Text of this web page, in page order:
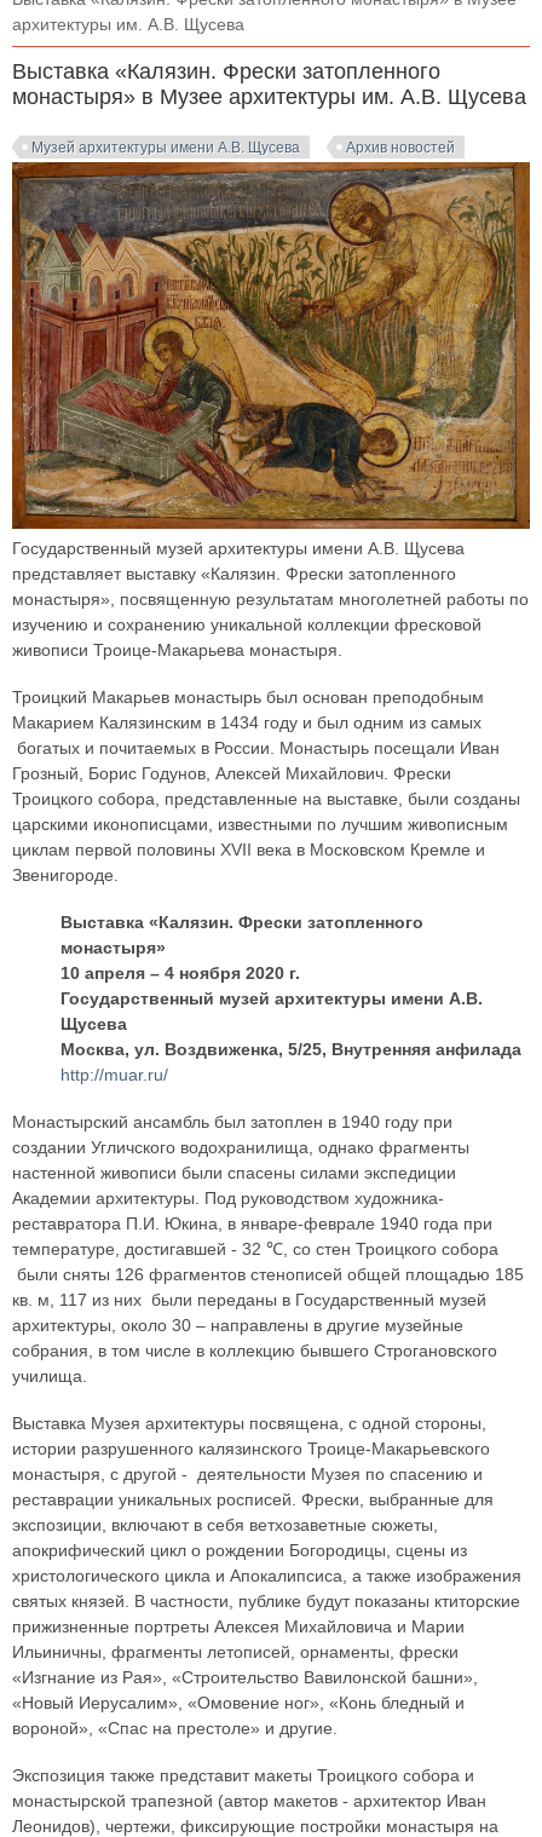
архитектуры им. А.В. Щусева
Выставка «Калязин. Фрески затопленного
монастыря» в Музее архитектуры им. А.В. Щусева
Музей архитектуры имени А.В. Щусева Архив новостей
Государственный музей архитектуры имени А.В. Щусева
представляет выставку «Калязин. Фрески затопленного
монастыря», посвященную результатам многолетней работы по
изучению и сохранению уникальной коллекции фресковой
живописи Троице-Макарьева монастыря.
Троицкий Макарьев монастырь был основан преподобным
Макарием Калязинским в 1434 году и был одним из самых
богатых и почитаемых в России. Монастырь посещали Иван
Грозный, Борис Годунов, Алексей Михайлович. Фрески
Троицкого собора, представленные на выставке, были созданы
царскими иконописцами, известными по лучшим живописным
циклам первой половины XVII века в Московском Кремле и
Звенигороде.
Выставка «Калязин. Фрески затопленного
монастыря»
10 апреля – 4 ноября 2020 г.
Государственный музей архитектуры имени А.В.
Щусева
Москва, ул. Воздвиженка, 5/25, Внутренняя анфилада
http://muar.ru/
Монастырский ансамбль был затоплен в 1940 году при
создании Угличского водохранилища, однако фрагменты
настенной живописи были спасены силами экспедиции
Академии архитектуры. Под руководством художника-
реставратора П.И. Юкина, в январе-феврале 1940 года при
температуре, достигавшей - 32 ℃, со стен Троицкого собора
были сняты 126 фрагментов стенописей общей площадью 185
кв. м, 117 из них были переданы в Государственный музей
архитектуры, около 30 – направлены в другие музейные
собрания, в том числе в коллекцию бывшего Строгановского
училища.
Выставка Музея архитектуры посвящена, с одной стороны,
истории разрушенного калязинского Троице-Макарьевского
монастыря, с другой - деятельности Музея по спасению и
реставрации уникальных росписей. Фрески, выбранные для
экспозиции, включают в себя ветхозаветные сюжеты,
апокрифический цикл о рождении Богородицы, сцены из
христологического цикла и Апокалипсиса, а также изображения
святых князей. В частности, публике будут показаны ктиторские
прижизненные портреты Алексея Михайловича и Марии
Ильиничны, фрагменты летописей, орнаменты, фрески
«Изгнание из Рая», «Строительство Вавилонской башни»,
«Новый Иерусалим», «Омовение ног», «Конь бледный и
вороной», «Спас на престоле» и другие.
Экспозиция также представит макеты Троицкого собора и
монастырской трапезной (автор макетов - архитектор Иван
Леонидов), чертежи, фиксирующие постройки монастыря на